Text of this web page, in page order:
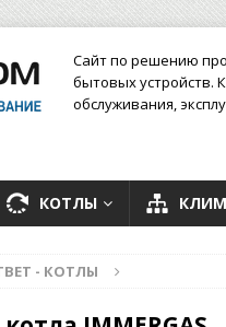
Сайт по решению
бытовых устройств.
обслуживания,
КОТЛЫ
- КОТЛЫ